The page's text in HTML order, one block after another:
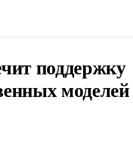
поддержку
моделей